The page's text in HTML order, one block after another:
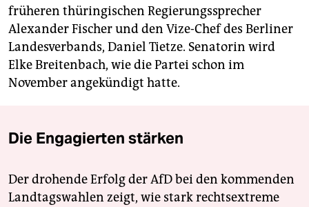
früheren thüringischen Regierungssprecher
Alexander Fischer und den Vize-Chef des Berliner
Landesverbands, Daniel Tietze. Senatorin wird
Elke Breitenbach, wie die Partei schon im
November angekündigt hatte.
Die Engagierten stärken
Der drohende Erfolg der AfD bei den kommenden
Landtagswahlen zeigt, wie stark rechtsextreme